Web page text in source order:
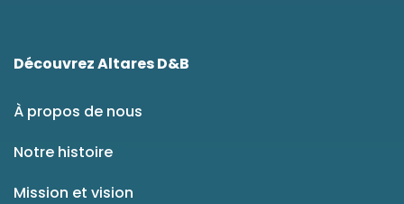
Découvrez Altares D&B
À propos de nous
Notre histoire
Mission et vision